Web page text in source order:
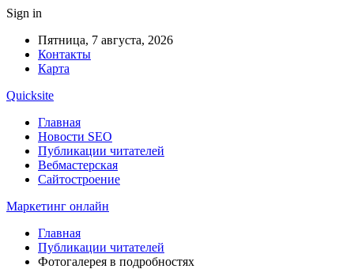
Sign in
Пятница, 7 августа, 2026
Контакты
Карта
Quicksite
Главная
Новости SEO
Публикации читателей
Вебмастерская
Сайтостроение
Маркетинг онлайн
Главная
Публикации читателей
Фотогалерея в подробностях